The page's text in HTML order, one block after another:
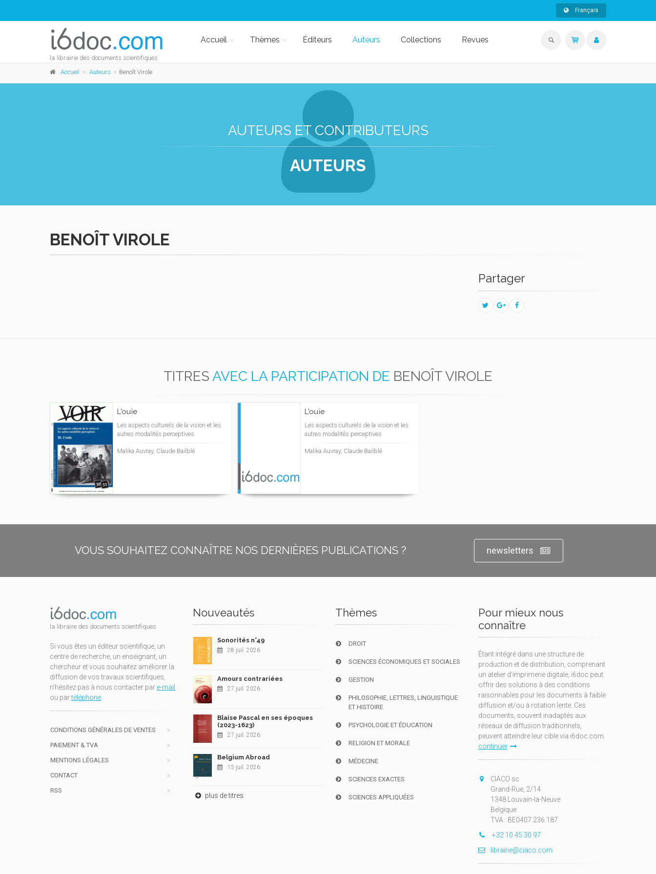
Français
la librairie des documents scientifiques
Accueil Thèmes Éditeurs Auteurs Collections Revues
Accueil Auteurs Benoît Virole
AUTEURS ET CONTRIBUTEURS
AUTEURS
BENOÎT VIROLE
Partager
TITRES AVEC LA PARTICIPATION DE BENOÎT VIROLE
L'ouïe
Les aspects culturels de la vision et les
autres modalités perceptives
Malika Auvray, Claude Bailblé
L'ouïe
Les aspects culturels de la vision et les
autres modalités perceptives
Malika Auvray, Claude Bailblé
VOUS SOUHAITEZ CONNAÎTRE NOS DERNIÈRES PUBLICATIONS ? newsletters
la libraire des documents scientifiques
Si vous êtes un éditeur scientifique, un
centre de recherche, un enseignant, un
chercheur et vous souhaitez améliorer la
diffusion de vos travaux scientifiques,
n'hésitez pas à nous contacter par e-mail
ou partéléphone.
CONDITIONS GÉNÉRALES DE VENTES
PAIEMENT & TVA
MENTIONS LÉGALES
CONTACT
RSS
Nouveautés
Sonorités n°49
28 juil. 2026
Amours contrariées
27 juil. 2026
Blaise Pascal en ses époques
(2023-1623)
27 juil. 2026
Belgium Abroad
15 juil. 2026
plus de titres
Thèmes
DROIT
SCIENCES ÉCONOMIQUES ET SOCIALES
GESTION
PHILOSOPHIE, LETTRES, LINGUISTIQUE
ET HISTOIRE
PSYCHOLOGIE ET ÉDUCATION
RELIGION ET MORALE
MÉDECINE
SCIENCES EXACTES
SCIENCES APPLIQUÉES
Pour mieux nous
connaître
Étant intégré dans une structure de
production et de distribution, comprenant
un atelier d'imprimerie digitale, i6doc peut
offrir des solutions à des conditions
raisonnables pour les documents à faible
diffusion et/ou à rotation lente. Ces
documents, souvent inadaptés aux
réseaux de diffusion traditionnels,
peuvent atteindre leur cible via i6doc.com.
continuer
CIACO sc
Grand-Rue, 2/14
1348 Louvain-la-Neuve
Belgique
TVA : BE0407.236.187
+32 10 45 30 97
librairie@ciaco.com